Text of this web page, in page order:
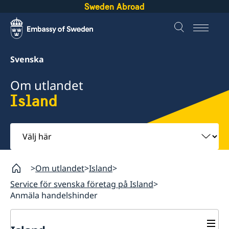
Sweden Abroad
Svenska
Om utlandet
Island
Välj
här
Om utlandet Island
Service för svenska företag på Island
Anmäla handelshinder